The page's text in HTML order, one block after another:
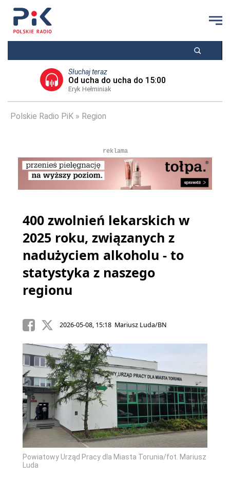
Słuchaj teraz
Od ucha do ucha do 15:00
Eryk Hełminiak
Polskie Radio PiK Region
reklama
400 zwolnień lekarskich w
2025 roku, związanych z
nadużyciem alkoholu - to
statystyka z naszego
regionu
2026-05-08, 15:18 Mariusz Luda/BN
Powiatowy Urząd Pracy dla Miasta Torunia/fot. Mariusz
Luda